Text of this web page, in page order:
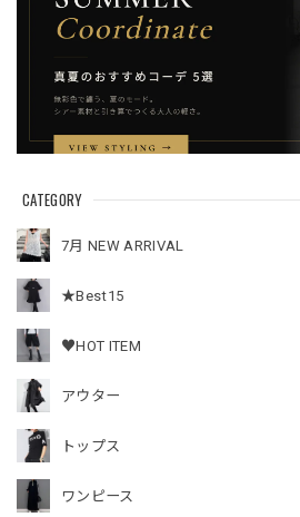
CATEGORY
7月 NEW ARRIVAL
★Best15
♥HOT ITEM
アウター
トップス
ワンピース